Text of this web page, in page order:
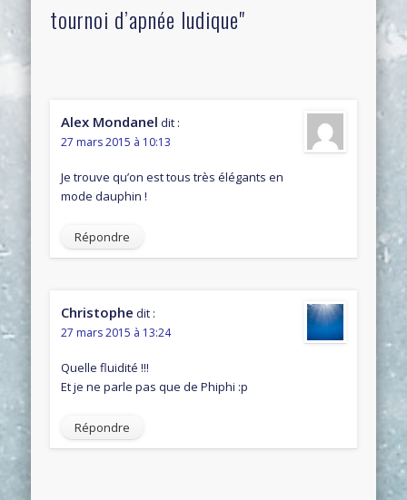
tournoi d’apnée ludique"
Alex Mondanel dit :
27 mars 2015 à 10:13
Je trouve qu’on est tous très élégants en
mode dauphin !
Répondre
Christophe dit :
27 mars 2015 à 13:24
Quelle fluidité !!!
Et je ne parle pas que de Phiphi :p
Répondre